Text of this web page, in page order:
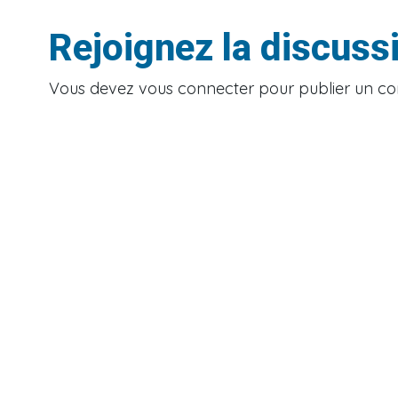
Rejoignez la
Vous devez vous connecter pour publier un